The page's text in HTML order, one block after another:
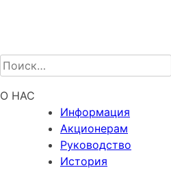
Найти:
О НАС
Информация
Акционерам
Руководство
История